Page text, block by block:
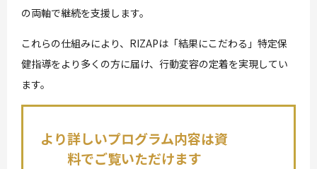
の両軸で継続を支援します。
これらの仕組みにより、RIZAPは「結果にこだわる」特定保
健指導をより多くの方に届け、行動変容の定着を実現してい
ます。
より詳しいプログラム内容は資
料でご覧いただけます